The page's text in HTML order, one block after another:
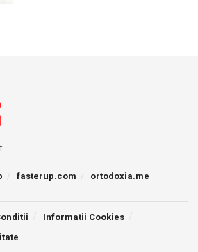
fasterup.com ortodoxia.me
Informatii Cookies